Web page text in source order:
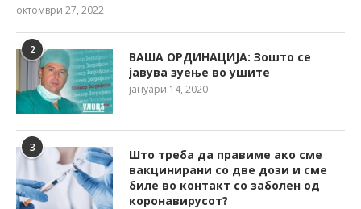
октомври 27, 2022
2
ВАША ОРДИНАЦИЈА: Зошто се
јавува зуење во ушите
јануари 14, 2020
3
Што треба да правиме ако сме
вакцинирани со две дози и сме
биле во контакт со заболен од
коронавирусот?